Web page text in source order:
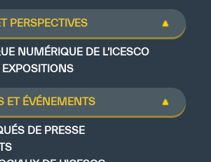
PERSPECTIVES
NUMÉRIQUE DE L’ICESCO
ET ÉVÉNEMENTS
DE PRESSE